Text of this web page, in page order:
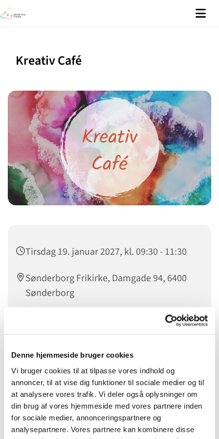
Denne hjemmeside bruger cookies
Vi bruger cookies til at tilpasse vores indhold og
annoncer, til at vise dig funktioner til sociale medier og til
at analysere vores trafik. Vi deler også oplysninger om
din brug af vores hjemmeside med vores partnere inden
for sociale medier, annonceringspartnere og
analysepartnere. Vores partnere kan kombinere disse
Kreativ Café
Tirsdag 19. januar 2027, kl. 09:30 - 11:30
Sønderborg Frikirke, Damgade 94, 6400
Sønderborg
Så er der café i Sønderborg Frikirke igen. Hver tirsdag er
der fra kl. 9.30 - 11.30 kreativ café.
Det er Anette Luttermann, der byder jer velkommen - og
udover, at der vil være kaffe og plads til fællesskab og
hyggelige samtaler, så vil alt hvad der fremstilles gå til